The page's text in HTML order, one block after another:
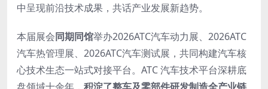
中呈现前沿技术成果，共话产业发展新趋势。
本届展会同期同馆举办2026ATC汽车动力展、2026ATC
汽车热管理展、2026ATC汽车测试展，共同构建汽车核
心技术生态一站式对接平台。ATC 汽车技术平台深耕底